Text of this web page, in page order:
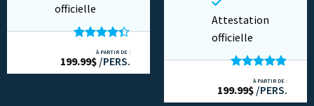
officielle
Note4.33
sur 5
À PARTIR DE :
199.99$ /PERS.
Attestation
officielle
Note4.87
sur 5
À PARTIR DE :
199.99$ /PERS.